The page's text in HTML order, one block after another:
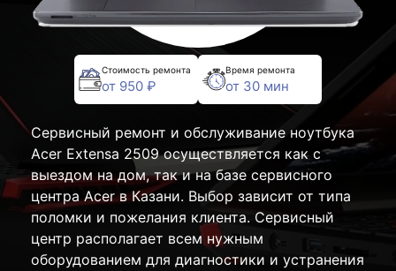
Стоимость ремонта
от 950 ₽
Время ремонта
от 30 мин
Сервисный ремонт и обслуживание ноутбука
Acer Extensa 2509 осуществляется как с
выездом на дом, так и на базе сервисного
центра Acer в Казани. Выбор зависит от типа
поломки и пожелания клиента. Сервисный
центр располагает всем нужным
оборудованием для диагностики и устранения